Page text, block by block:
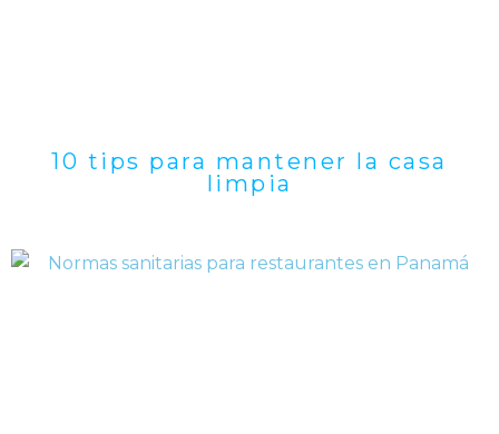
10 tips para mantener la casa
limpia